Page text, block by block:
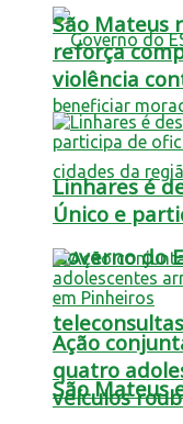
Governo do
São Mateus
São Mateus
reforça
violência
Linhares é
Único e
Ação
quatro
veículos